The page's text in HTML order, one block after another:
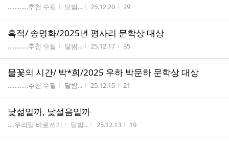
게시판명
…………추천 수필 작성자
달밤... 작성시간
25.12.20 조회수
29
흑적/ 송명화/2025년 평사리 문학상 대상
게시판명
…………추천 수필 작성자
달밤... 작성시간
25.12.17 조회수
35
물꽃의 시간/ 박*희/2025 우하 박문하 문학상 대상
게시판명
…………추천 수필 작성자
달밤... 작성시간
25.12.15 조회수
21
낯섦일까, 낯설음일까
게시판명
….우리말 바로쓰기 작성자
달밤... 작성시간
25.12.13 조회수
19